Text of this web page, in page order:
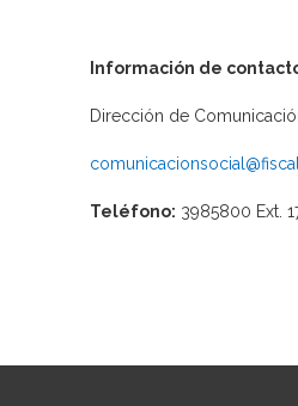
Información de
Dirección de
Teléfono: 3985800 Ext.